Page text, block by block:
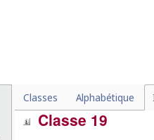
Classes Alphabétique
les articles
Classe 19